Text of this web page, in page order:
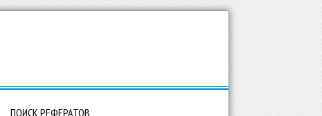
ПОИСК РЕФЕРАТОВ